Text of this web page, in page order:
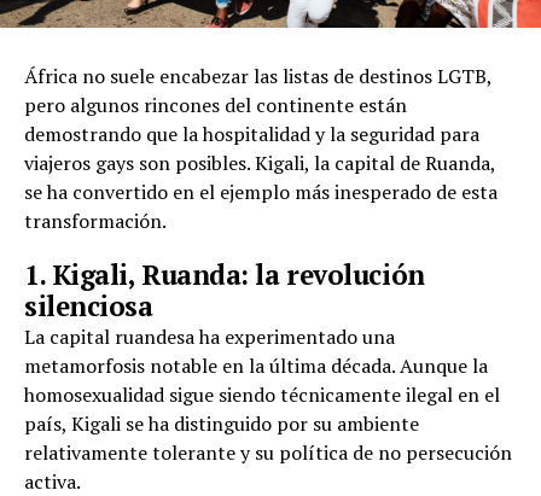
África no suele encabezar las listas de destinos LGTB,
pero algunos rincones del continente están
demostrando que la hospitalidad y la seguridad para
viajeros gays son posibles. Kigali, la capital de Ruanda,
se ha convertido en el ejemplo más inesperado de esta
transformación.
1. Kigali, Ruanda: la revolución
silenciosa
La capital ruandesa ha experimentado una
metamorfosis notable en la última década. Aunque la
homosexualidad sigue siendo técnicamente ilegal en el
país, Kigali se ha distinguido por su ambiente
relativamente tolerante y su política de no persecución
activa.